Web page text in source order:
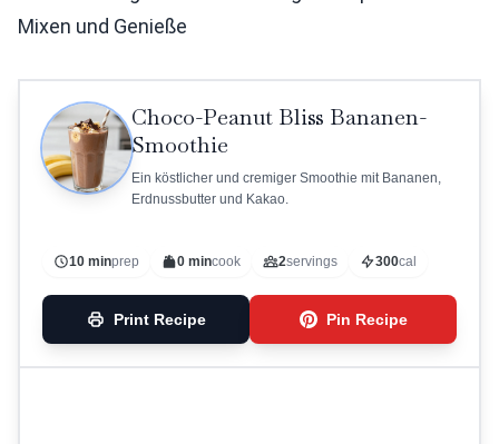
Mixen und Genieße
Choco-Peanut Bliss Bananen-
Smoothie
Ein köstlicher und cremiger Smoothie mit Bananen,
Erdnussbutter und Kakao.
10 minprep 0 mincook 2servings 300cal
Print Recipe Pin Recipe